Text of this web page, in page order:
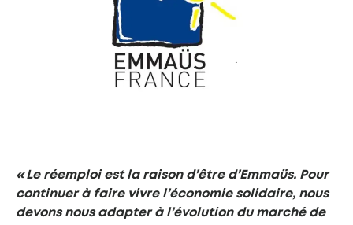
« Le réemploi est la raison d’être d’Emmaüs. Pour
continuer à faire vivre l’économie solidaire, nous
devons nous adapter à l’évolution du marché de